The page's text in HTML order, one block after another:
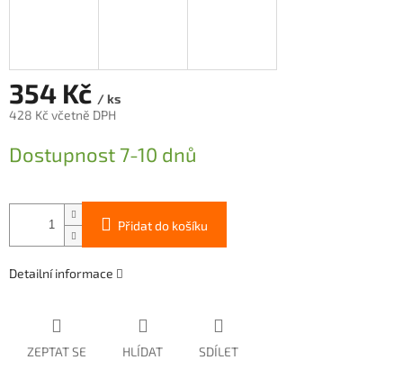
354 Kč / ks
428 Kč včetně DPH
cena:
Dostupnost 7-10 dnů
Přidat do košíku
Detailní informace
ZEPTAT SE HLÍDAT SDÍLET